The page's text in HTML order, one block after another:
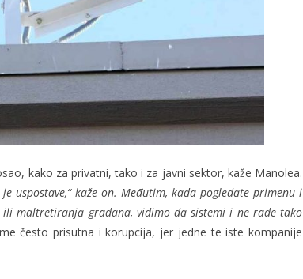
kako za privatni, tako i za javni sektor, kaže Manolea.
uspostave,“ kaže on. Međutim, kada pogledate primenu i
maltretiranja građana, vidimo da sistemi i ne rade tako
često prisutna i korupcija, jer jedne te iste kompanije